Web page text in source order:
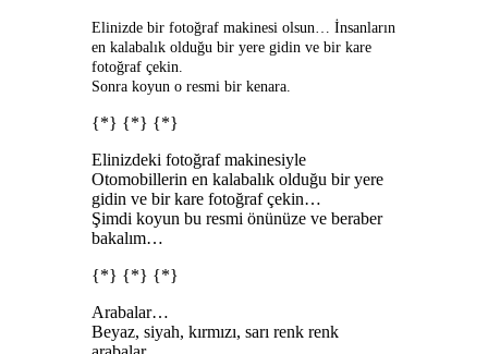
Elinizde bir fotoğraf makinesi olsun… İnsanların
en kalabalık olduğu bir yere gidin ve bir kare
fotoğraf çekin.
Sonra koyun o resmi bir kenara.
{*} {*} {*}
Elinizdeki fotoğraf makinesiyle
Otomobillerin en kalabalık olduğu bir yere
gidin ve bir kare fotoğraf çekin…
Şimdi koyun bu resmi önünüze ve beraber
bakalım…
{*} {*} {*}
Arabalar…
Beyaz, siyah, kırmızı, sarı renk renk